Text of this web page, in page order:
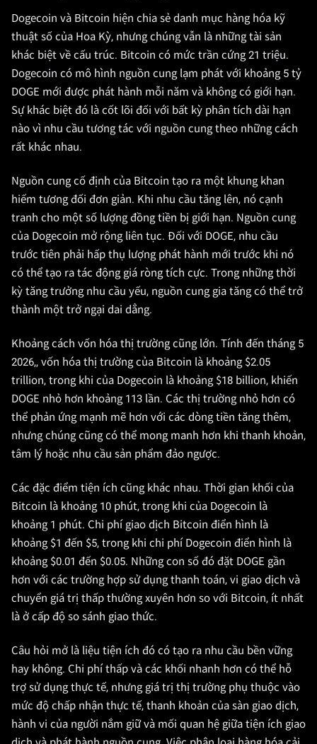
Dogecoin và Bitcoin hiện chia sẻ danh mục hàng hóa kỹ
thuật số của Hoa Kỳ, nhưng chúng vẫn là những tài sản
khác biệt về cấu trúc. Bitcoin có mức trần cứng 21 triệu.
Dogecoin có mô hình nguồn cung lạm phát với khoảng 5 tỷ
DOGE mới được phát hành mỗi năm và không có giới hạn.
Sự khác biệt đó là cốt lõi đối với bất kỳ phân tích dài hạn
nào vì nhu cầu tương tác với nguồn cung theo những cách
rất khác nhau.
Nguồn cung cố định của Bitcoin tạo ra một khung khan
hiếm tương đối đơn giản. Khi nhu cầu tăng lên, nó cạnh
tranh cho một số lượng đồng tiền bị giới hạn. Nguồn cung
của Dogecoin mở rộng liên tục. Đối với DOGE, nhu cầu
trước tiên phải hấp thụ lượng phát hành mới trước khi nó
có thể tạo ra tác động giá ròng tích cực. Trong những thời
kỳ tăng trưởng nhu cầu yếu, nguồn cung gia tăng có thể trở
thành một trở ngại dai dẳng.
Khoảng cách vốn hóa thị trường cũng lớn. Tính đến tháng 5
2026,, vốn hóa thị trường của Bitcoin là khoảng $2.05
trillion, trong khi của Dogecoin là khoảng $18 billion, khiến
DOGE nhỏ hơn khoảng 113 lần. Các thị trường nhỏ hơn có
thể phản ứng mạnh mẽ hơn với các dòng tiền tăng thêm,
nhưng chúng cũng có thể mong manh hơn khi thanh khoản,
tâm lý hoặc nhu cầu sản phẩm đảo ngược.
Các đặc điểm tiện ích cũng khác nhau. Thời gian khối của
Bitcoin là khoảng 10 phút, trong khi của Dogecoin là
khoảng 1 phút. Chi phí giao dịch Bitcoin điển hình là
khoảng $1 đến $5, trong khi chi phí Dogecoin điển hình là
khoảng $0.01 đến $0.05. Những con số đó đặt DOGE gần
hơn với các trường hợp sử dụng thanh toán, vi giao dịch và
chuyển giá trị thấp thường xuyên hơn so với Bitcoin, ít nhất
là ở cấp độ so sánh giao thức.
Câu hỏi mở là liệu tiện ích đó có tạo ra nhu cầu bền vững
hay không. Chi phí thấp và các khối nhanh hơn có thể hỗ
trợ sử dụng thực tế, nhưng giá trị thị trường phụ thuộc vào
mức độ chấp nhận thực tế, thanh khoản của sàn giao dịch,
hành vi của người nắm giữ và mối quan hệ giữa tiện ích giao